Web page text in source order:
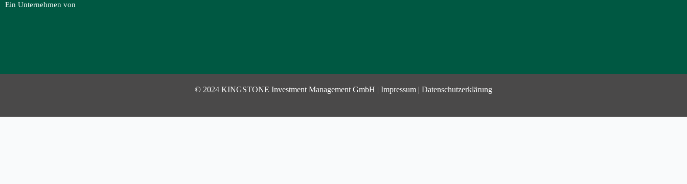
Ein Unternehmen von
© 2024 KINGSTONE Investment Management GmbH | Impressum | Datenschutzerklärung